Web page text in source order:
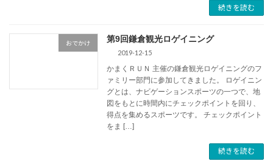
続きを読む
おでかけ 第9回鎌倉観光ロゲイニング
2019-12-15
かまくＲＵＮ 主催の鎌倉観光ロゲイニングのフ
ァミリー部門に参加してきました。 ロゲイニン
グとは、ナビゲーションスポーツの一つで、地
図をもとに時間内にチェックポイントを回り、
得点を集めるスポーツです。 チェックポイント
をま […]
続きを読む